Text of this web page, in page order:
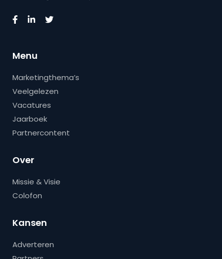
Menu
Marketingthema’s
Veelgelezen
Vacatures
Jaarboek
Partnercontent
Over
Missie & Visie
Colofon
Kansen
Adverteren